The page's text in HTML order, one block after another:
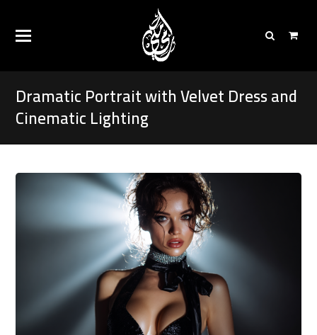
Dramatic Portrait with Velvet Dress and
Cinematic Lighting